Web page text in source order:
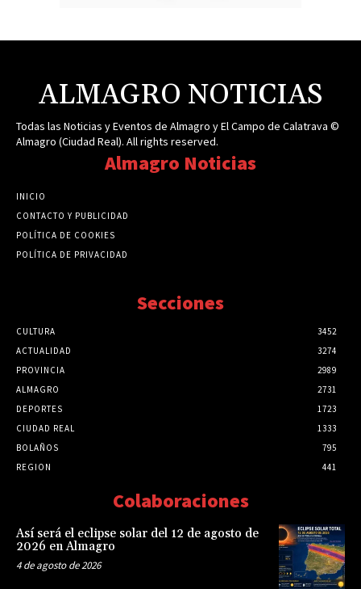
ALMAGRO NOTICIAS
Todas las Noticias y Eventos de Almagro y El Campo de Calatrava ©
Almagro (Ciudad Real). All rights reserved.
Almagro Noticias
INICIO
CONTACTO Y PUBLICIDAD
POLÍTICA DE COOKIES
POLÍTICA DE PRIVACIDAD
Secciones
CULTURA
3452
ACTUALIDAD
3274
PROVINCIA
2989
ALMAGRO
2731
DEPORTES
1723
CIUDAD REAL
1333
BOLAÑOS
795
REGION
441
Colaboraciones
Así será el eclipse solar del 12 de agosto de
2026 en Almagro
4 de agosto de 2026